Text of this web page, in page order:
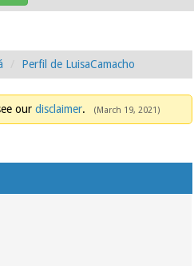
Perfil de LuisaCamacho
our disclaimer. (March 19, 2021)